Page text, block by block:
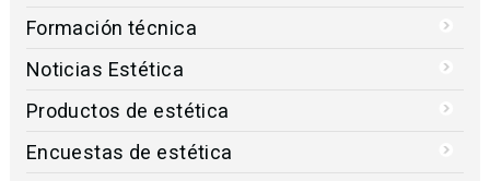
Formación técnica
Noticias Estética
Productos de estética
Encuestas de estética